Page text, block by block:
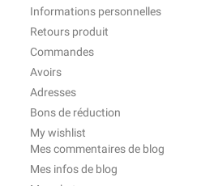
Informations personnelles
Retours produit
Commandes
Avoirs
Adresses
Bons de réduction
My wishlist
Mes commentaires de blog
Mes infos de blog